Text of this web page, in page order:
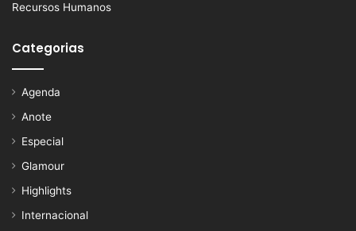
Recursos Humanos
Categorias
Agenda
Anote
Especial
Glamour
Highlights
Internacional